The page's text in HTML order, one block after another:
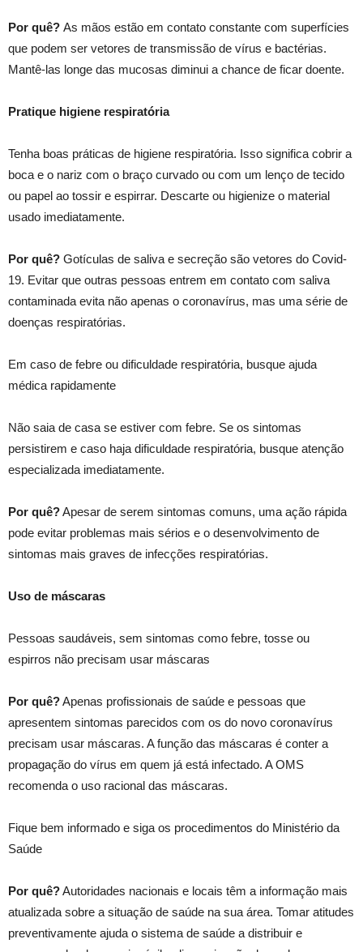
Por quê? As mãos estão em contato constante com superfícies
que podem ser vetores de transmissão de vírus e bactérias.
Mantê-las longe das mucosas diminui a chance de ficar doente.
Pratique higiene respiratória
Tenha boas práticas de higiene respiratória. Isso significa cobrir a
boca e o nariz com o braço curvado ou com um lenço de tecido
ou papel ao tossir e espirrar. Descarte ou higienize o material
usado imediatamente.
Por quê? Gotículas de saliva e secreção são vetores do Covid-
19. Evitar que outras pessoas entrem em contato com saliva
contaminada evita não apenas o coronavírus, mas uma série de
doenças respiratórias.
Em caso de febre ou dificuldade respiratória, busque ajuda
médica rapidamente
Não saia de casa se estiver com febre. Se os sintomas
persistirem e caso haja dificuldade respiratória, busque atenção
especializada imediatamente.
Por quê?Apesar de serem sintomas comuns, uma ação rápida
pode evitar problemas mais sérios e o desenvolvimento de
sintomas mais graves de infecções respiratórias.
Uso de máscaras
Pessoas saudáveis, sem sintomas como febre, tosse ou
espirros não precisam usar máscaras
Por quê?Apenas profissionais de saúde e pessoas que
apresentem sintomas parecidos com os do novo coronavírus
precisam usar máscaras. A função das máscaras é conter a
propagação do vírus em quem já está infectado. A OMS
recomenda o uso racional das máscaras.
Fique bem informado e siga os procedimentos do Ministério da
Saúde
Por quê?Autoridades nacionais e locais têm a informação mais
atualizada sobre a situação de saúde na sua área. Tomar atitudes
preventivamente ajuda o sistema de saúde a distribuir e